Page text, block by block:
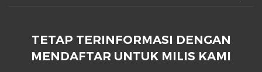
TETAP TERINFORMASI DENGAN
MENDAFTAR UNTUK MILIS KAMI